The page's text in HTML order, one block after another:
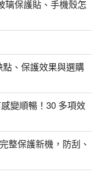
璃保護貼、手機殼怎
、保護效果與選購
變順暢！30 多項效
整保護新機，防刮、